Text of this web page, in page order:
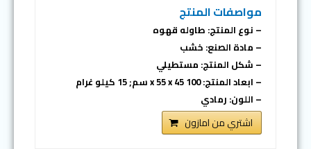
مواصفات المنتج
– نوع المنتج: طاوله قهوه
– مادة الصنع: خشب
– شكل المنتج: مستطيلي
– ابعاد المنتج: 100 x 55 x 45 سم; 15 كيلو غرام
– اللون: رمادي
اشتري من امازون